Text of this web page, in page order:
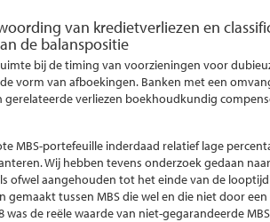
van kredietverliezen en
de balanspositie
bij de timing van voorzieningen voor
vorm van afboekingen. Banken met een
gerelateerde verliezen boekhoudkundig
MBS-portefeuille inderdaad relatief lage
Wij hebben tevens onderzoek gedaan
ofwel aangehouden tot het einde van de
tussen MBS die wel en die niet door
de reële waarde van niet-gegarandeerde